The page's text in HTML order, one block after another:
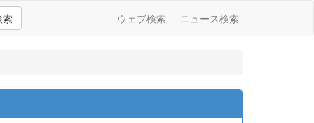
索 ウェブ検索 ニュース検索